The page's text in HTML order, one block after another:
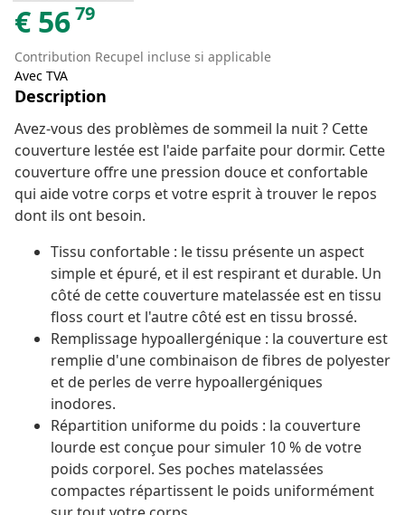
€ 5679
Contribution Recupel incluse si applicable
Avec TVA
Description
Avez-vous des problèmes de sommeil la nuit ? Cette
couverture lestée est l'aide parfaite pour dormir. Cette
couverture offre une pression douce et confortable
qui aide votre corps et votre esprit à trouver le repos
dont ils ont besoin.
Tissu confortable : le tissu présente un aspect
simple et épuré, et il est respirant et durable. Un
côté de cette couverture matelassée est en tissu
floss court et l'autre côté est en tissu brossé.
Remplissage hypoallergénique : la couverture est
remplie d'une combinaison de fibres de polyester
et de perles de verre hypoallergéniques
inodores.
Répartition uniforme du poids : la couverture
lourde est conçue pour simuler 10 % de votre
poids corporel. Ses poches matelassées
compactes répartissent le poids uniformément